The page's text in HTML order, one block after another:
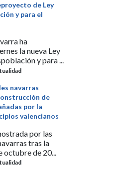
de Ley
y para el
ha
la nueva Ley
y para ...
navarras
de
por la
valencianos
por las
tras la
de 20...